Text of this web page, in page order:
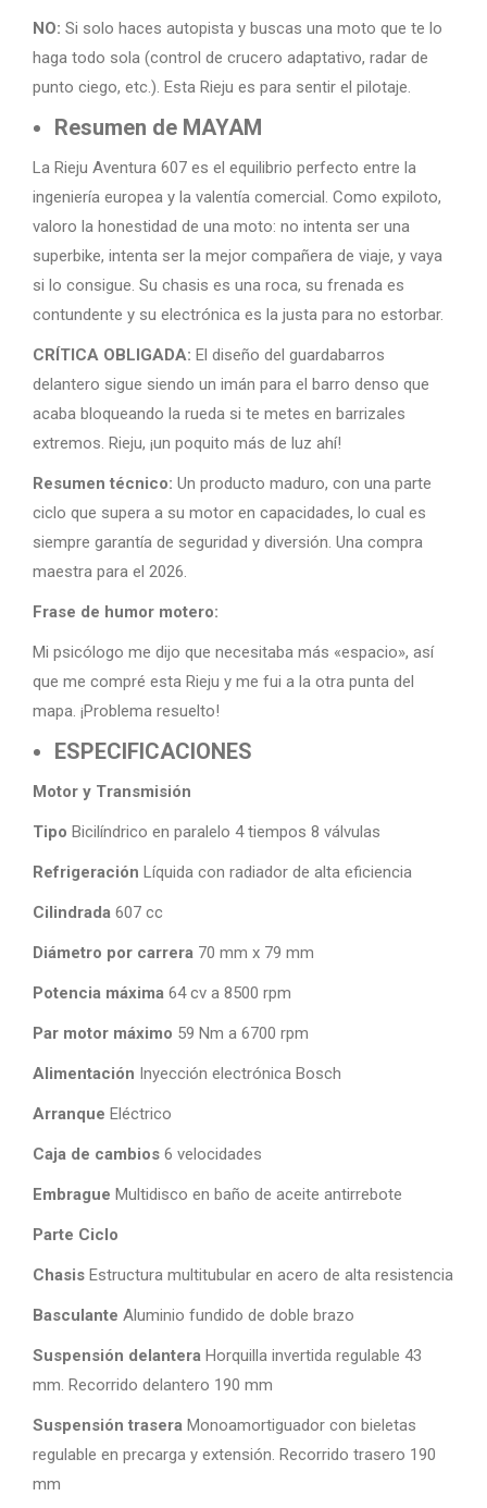
NO: Si solo haces autopista y buscas una moto que te lo
haga todo sola (control de crucero adaptativo, radar de
punto ciego, etc.). Esta Rieju es para sentir el pilotaje.
Resumen de MAYAM
La Rieju Aventura 607 es el equilibrio perfecto entre la
ingeniería europea y la valentía comercial. Como expiloto,
valoro la honestidad de una moto: no intenta ser una
superbike, intenta ser la mejor compañera de viaje, y vaya
si lo consigue. Su chasis es una roca, su frenada es
contundente y su electrónica es la justa para no estorbar.
CRÍTICA OBLIGADA: El diseño del guardabarros
delantero sigue siendo un imán para el barro denso que
acaba bloqueando la rueda si te metes en barrizales
extremos. Rieju, ¡un poquito más de luz ahí!
Resumen técnico: Un producto maduro, con una parte
ciclo que supera a su motor en capacidades, lo cual es
siempre garantía de seguridad y diversión. Una compra
maestra para el 2026.
Frase de humor motero:
Mi psicólogo me dijo que necesitaba más «espacio», así
que me compré esta Rieju y me fui a la otra punta del
mapa. ¡Problema resuelto!
ESPECIFICACIONES
Motor y Transmisión
Tipo Bicilíndrico en paralelo 4 tiempos 8 válvulas
Refrigeración Líquida con radiador de alta eficiencia
Cilindrada 607 cc
Diámetro por carrera 70 mm x 79 mm
Potencia máxima 64 cv a 8500 rpm
Par motor máximo 59 Nm a 6700 rpm
Alimentación Inyección electrónica Bosch
Arranque Eléctrico
Caja de cambios 6 velocidades
Embrague Multidisco en baño de aceite antirrebote
Parte Ciclo
Chasis Estructura multitubular en acero de alta resistencia
Basculante Aluminio fundido de doble brazo
Suspensión delantera Horquilla invertida regulable 43
mm. Recorrido delantero 190 mm
Suspensión trasera Monoamortiguador con bieletas
regulable en precarga y extensión. Recorrido trasero 190
mm